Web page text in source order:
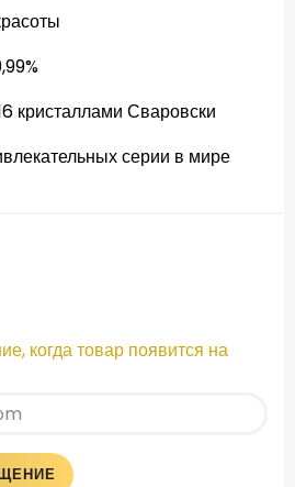
%
кристаллами Сваровски
серии в мире
когда товар появится на